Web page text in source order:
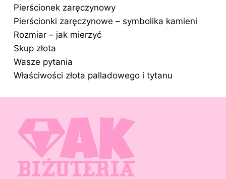
Pierścionek zaręczynowy
Pierścionki zaręczynowe – symbolika kamieni
Rozmiar – jak mierzyć
Skup złota
Wasze pytania
Właściwości złota palladowego i tytanu